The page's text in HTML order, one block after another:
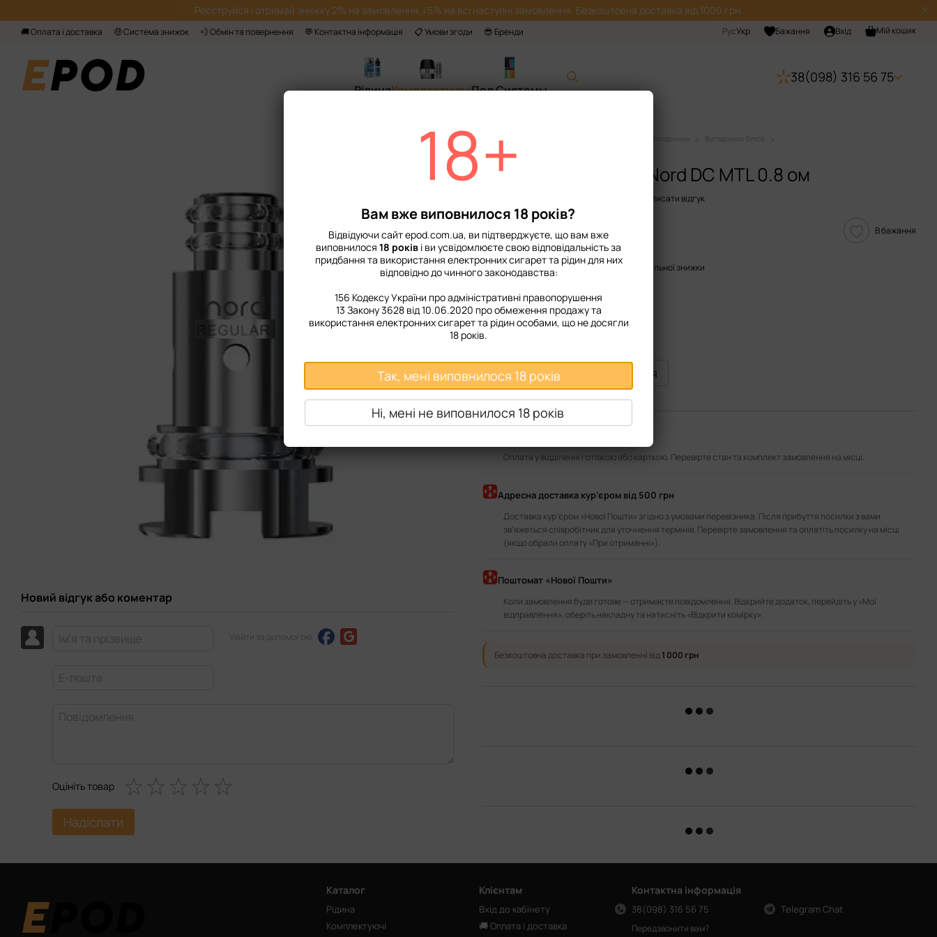
Реєструйся і отримай знижку 2% на замовлення, і 5% на всі наступні замовлення. Безкоштовна доставка від 1000 грн.
🚚 Оплата і доставка 🤑 Система знижок 💨 Обмін та повернення 💬 Контактна інформація 📋 Умови згоди 😎 Бренди РусУкр Бажання Вхід Мій кошик
РідинаКомплектуючіПод Системы
38(098) 316 56 75
Новий відгук або коментар
Увійти за допомогою
Оцініть товар
Надіслати
Головна
Випарники Smok
Випаровувач Smok Nord DC MTL 0.8 ом
Написати відгук
135 грн В бажання
% Увійтидля відображення накопичувальної знижки
Опір‌
DC MTL 0.8 ом
Повідомити, коли з'явиться
Доставка Оплата
Оплата у відділенні готівкою або карткою. Перевірте стан та комплект замовлення на місці.
Адресна доставка кур'єром від 500 грн
Доставка кур'єром «Нової Пошти» згідно з умовами перевізника. Після прибуття посилки з вами
зв'яжеться співробітник для уточнення термінів. Перевірте замовлення та оплатіть посилку на місці
(якщо обрали оплату «При отриманні»).
Поштомат «Нової Пошти»
Коли замовлення буде готове — отримаєте повідомлення. Відкрийте додаток, перейдіть у «Мої
відправлення», оберіть накладну та натисніть «Відкрити комірку».
Безкоштовна доставка при замовленні від1 000 грн
Каталог
Рідина
Комплектуючі
Клієнтам
Вхід до кабінету
🚚 Оплата і доставка
Контактна інформація
38(098) 316 56 75
Передзвонити вам?
Telegram Chat
18+
Вам вже виповнилося 18 років?
Відвідуючи сайт epod.com.ua, ви підтверджуєте, що вам вже
виповнилося 18 років і ви усвідомлюєте свою відповідальність за
придбання та використання електронних сигарет та рідин для них
відповідно до чинного законодавства:
156 Кодексу України про адміністративні правопорушення
13 Закону 3628 від 10.06.2020 про обмеження продажу та
використання електронних сигарет та рідин особами, що не досягли
18 років.
Так, мені виповнилося 18 років
Ні, мені не виповнилося 18 років